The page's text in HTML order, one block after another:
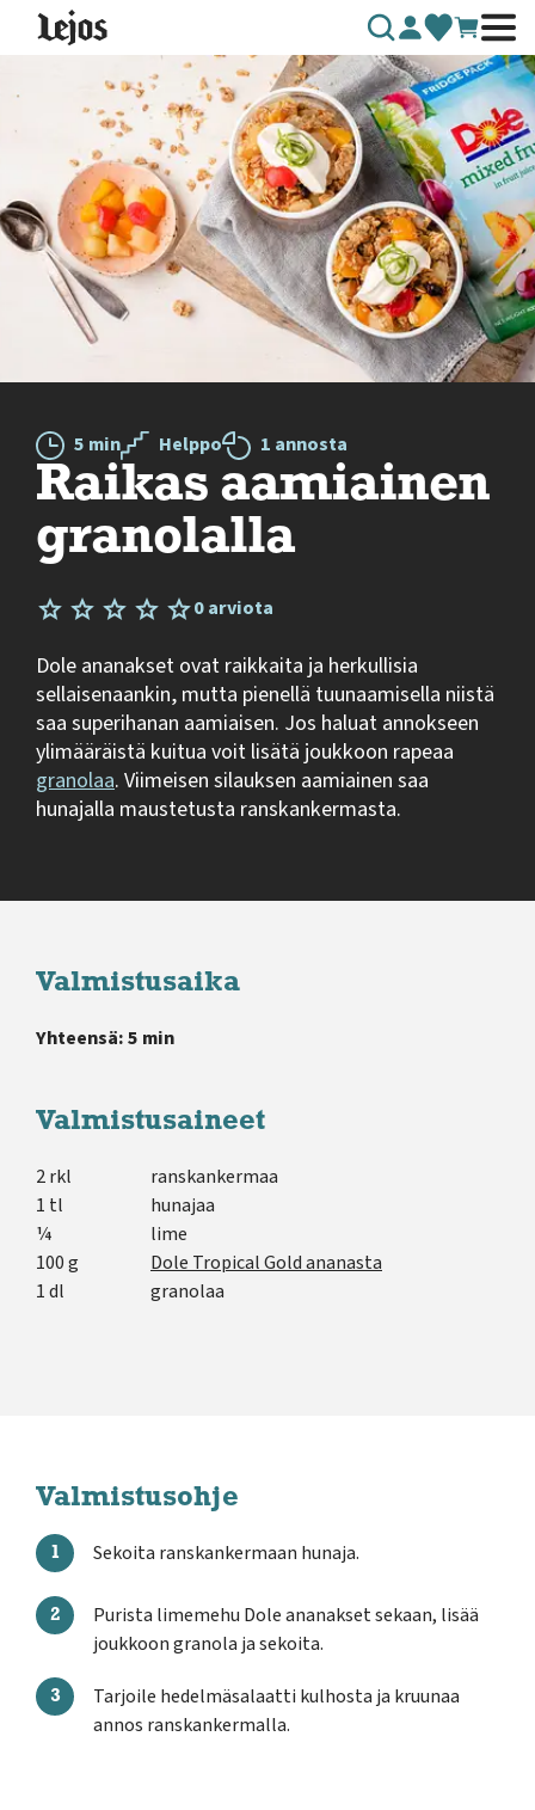
Siirry sisältöön
5 min Helppo 1 annosta
Raikas aamiainen
granolalla
0 arviota
Dole ananakset ovat raikkaita ja herkullisia
sellaisenaankin, mutta pienellä tuunaamisella niistä
saa superihanan aamiaisen. Jos haluat annokseen
ylimääräistä kuitua voit lisätä joukkoon rapeaa
granolaa. Viimeisen silauksen aamiainen saa
hunajalla maustetusta ranskankermasta.
Valmistusaika
Yhteensä: 5 min
Valmistusaineet
2 rkl
ranskankermaa
1 tl
hunajaa
¼
lime
100 g
Dole Tropical Gold ananasta
1 dl
granolaa
Valmistusohje
Sekoita ranskankermaan hunaja.
Purista limemehu Dole ananakset sekaan, lisää
joukkoon granola ja sekoita.
Tarjoile hedelmäsalaatti kulhosta ja kruunaa
annos ranskankermalla.